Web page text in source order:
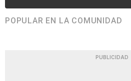
POPULAR EN LA COMUNIDAD
PUBLICIDAD